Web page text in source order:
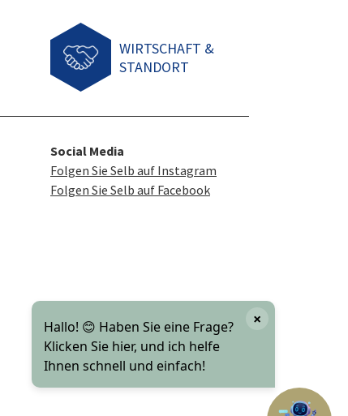
Hallo! 😊 Haben Sie eine Frage?
Klicken Sie hier, und ich helfe
Ihnen schnell und einfach!
×
WIRTSCHAFT &
STANDORT
Social Media
Folgen Sie Selb auf Instagram
Folgen Sie Selb auf Facebook